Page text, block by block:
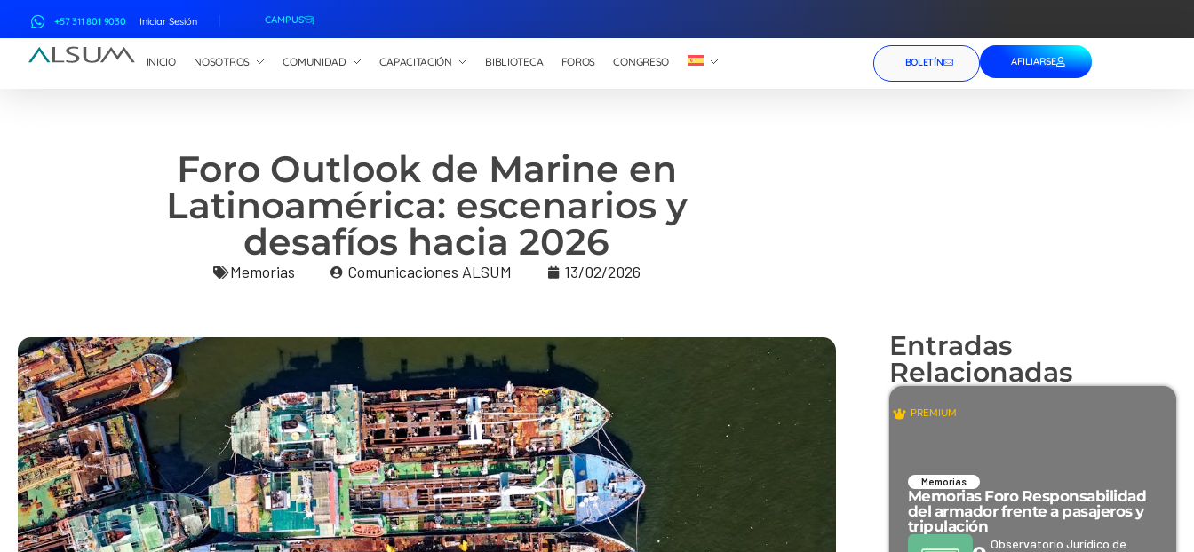
+57 311 801 9030 Iniciar Sesión CAMPUS
INICIO NOSOTROS COMUNIDAD CAPACITACIÓN BIBLIOTECA FOROS CONGRESO BOLETÍN AFILIARSE
Foro Outlook de Marine en
Latinoamérica: escenarios y
desafíos hacia 2026
Memorias Comunicaciones ALSUM 13/02/2026
Entradas
Relacionadas
PREMIUM
Memorias
Memorias Foro Responsabilidad
del armador frente a pasajeros y
tripulación
Observatorio Jurídico de